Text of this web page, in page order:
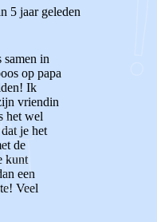
5 jaar geleden
in
op papa
Ik
vriendin
het wel
je het
de
kunt
een
Veel